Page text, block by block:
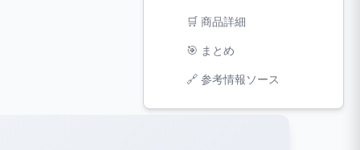
文字サイズ:
🛒 商品詳細
🎯 まとめ
🔗 参考情報ソース